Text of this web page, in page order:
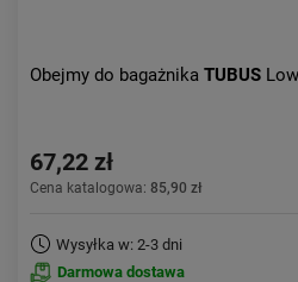
Obejmy do bagażnika TUBUS
67,22 zł
Cena katalogowa: 85,90 zł
Wysyłka w: 2-3 dni
Darmowa dostawa